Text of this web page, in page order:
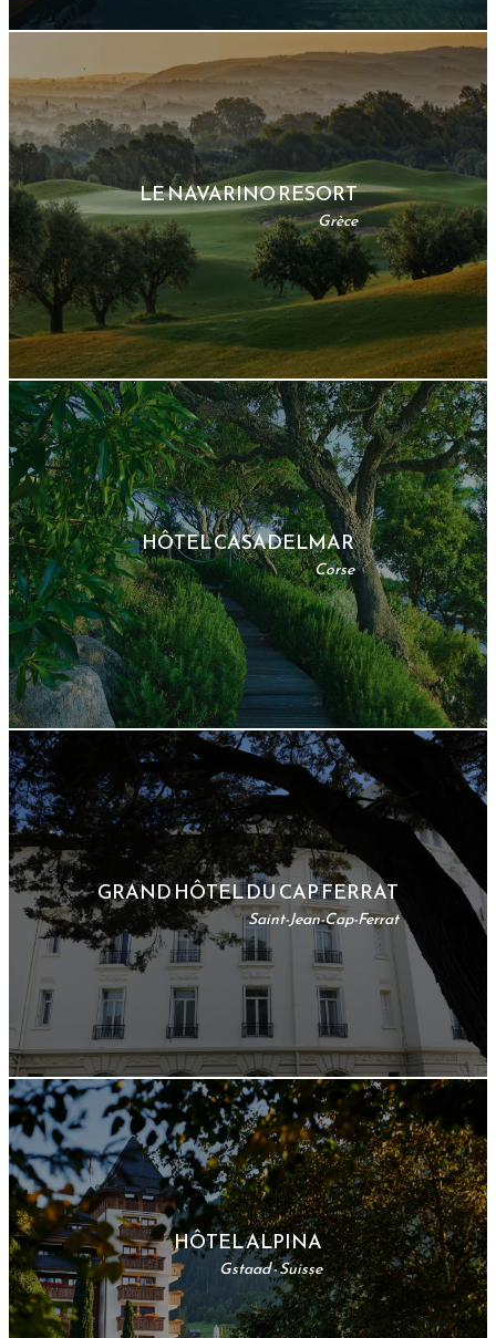
LE NAVARINO RESORT
Grèce
HÔTEL CASADELMAR
Corse
GRAND HÔTEL DU CAP FERRAT
Saint-Jean-Cap-Ferrat
HÔTEL ALPINA
Gstaad - Suisse